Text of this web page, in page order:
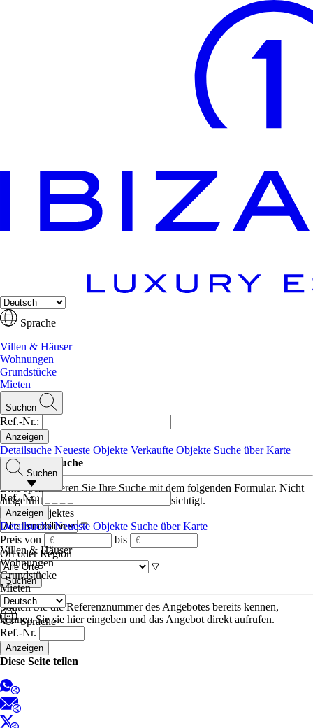
Sprache
Villen & Häuser
Wohnungen
Grundstücke
Mieten
Suchen
Ref.-Nr.:
Detailsuche Neueste Objekte Verkaufte Objekte Suche über Karte
Suchen
Ref.-Nr.:
DetailsucheNeueste Objekte Suche über Karte
Villen & Häuser
Wohnungen
Grundstücke
Mieten
Sprache
Detaillierte Suche
Bitte spezifizieren Sie Ihre Suche mit dem folgenden Formular. Nicht
ausgefüllte Felder werden nicht berücksichtigt.
Art des Objektes
Preis von
bis
Ort oder Region
Sollten Sie die Referenznummer des Angebotes bereits kennen,
können Sie sie hier eingeben und das Angebot direkt aufrufen.
Ref.-Nr.
Diese Seite teilen